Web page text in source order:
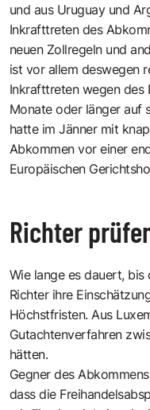
und aus Uruguay und
Inkrafttreten des
neuen Zollregeln und
ist vor allem deswegen
Inkrafttreten wegen des
Monate oder länger auf
hatte im Jänner mit
Abkommen vor einer
Europäischen
Richter
Wie lange es dauert,
Richter ihre
Höchstfristen. Aus
Gutachtenverfahren
hätten.
Gegner des
dass die